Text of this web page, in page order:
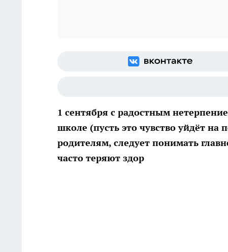
1 сентября с радостным
школе (пусть это чувство уйдёт на
родителям, следует понимать
часто теряют здор